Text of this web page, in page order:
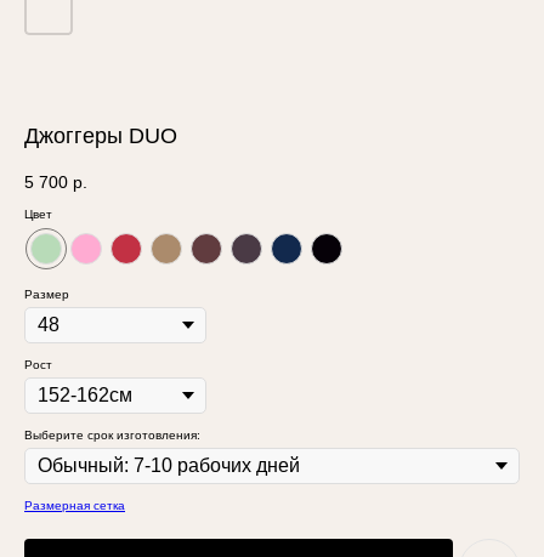
Джоггеры DUO
5 700 р.
Цвет
Размер
Рост
Выберите срок изготовления:
Размерная сетка